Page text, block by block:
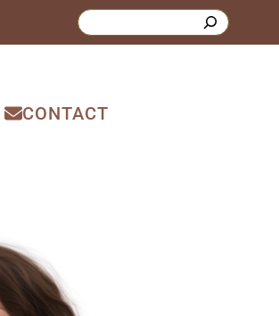
CONTACT